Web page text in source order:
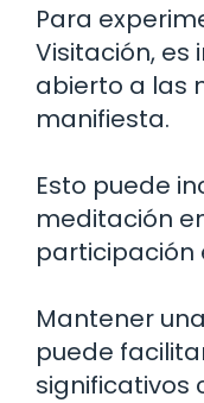
Para
Visitación,
abierto a las
manifiesta.
Esto puede
meditación
participación
Mantener
puede
significativos